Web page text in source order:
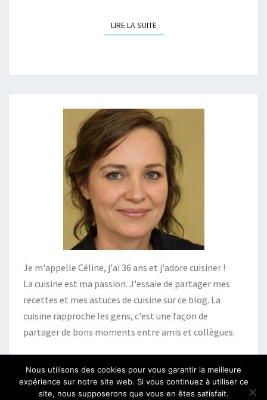
LIRE LA SUITELIRE LA SUITE
Je m'appelle Céline, j'ai 36 ans et j'adore cuisiner !
La cuisine est ma passion. J'essaie de partager mes
recettes et mes astuces de cuisine sur ce blog. La
cuisine rapproche les gens, c'est une façon de
partager de bons moments entre amis et collègues.
Nous utilisons des cookies pour vous garantir la meilleure
expérience sur notre site web. Si vous continuez à utiliser ce
site, nous supposerons que vous en êtes satisfait.